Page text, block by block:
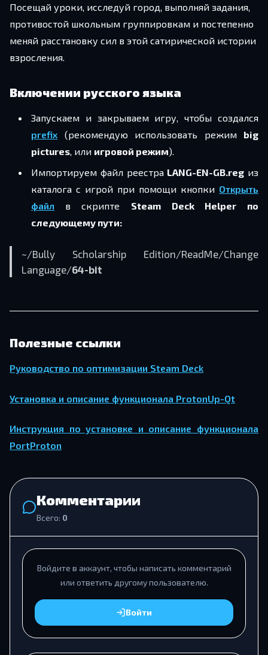
Посещай уроки, исследуй город, выполняй задания,
противостой школьным группировкам и постепенно
меняй расстановку сил в этой сатирической истории
взросления.
Включении русского языка
Запускаем и закрываем игру, чтобы создался
prefix (рекомендую использовать режим big
pictures , или игровой режим).
Импортируем файл реестра LANG-EN-GB.reg из
каталога с игрой при помощи кнопки Открыть
файл
в скрипте Steam Deck Helper по
следующему пути:
~/Bully Scholarship Edition/ReadMe/Change
Language/64-bit
Полезные ссылки
Руководство по оптимизации Steam Deck
Установка и описание функционала ProtonUp-Qt
Инструкция по установке и описание функционала
PortProton
Комментарии
Всего: 0
Войдите в аккаунт, чтобы написать комментарий
или ответить другому пользователю.
Войти